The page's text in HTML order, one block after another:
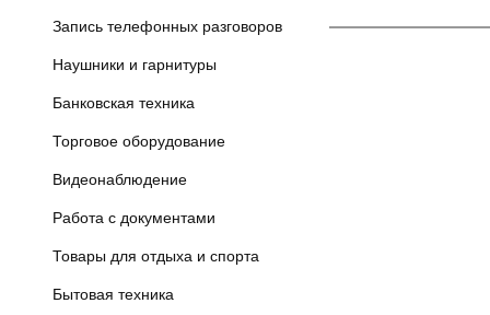
Запись телефонных разговоров
Наушники и гарнитуры
Банковская техника
Торговое оборудование
Видеонаблюдение
Работа с документами
Товары для отдыха и спорта
Бытовая техника